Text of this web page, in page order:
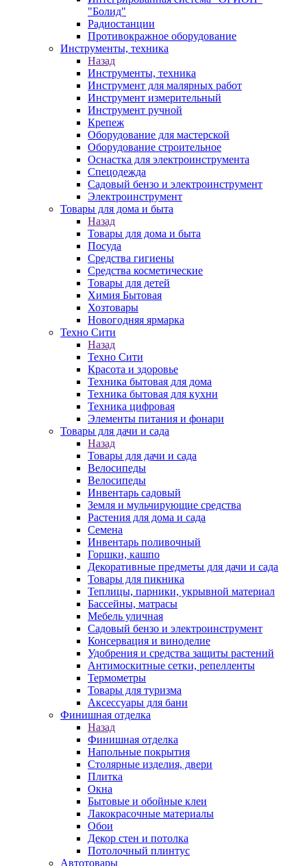
"Болид"
Радиостанции
Противокражное оборудование
Инструменты, техника
Назад
Инструменты, техника
Инструмент для малярных работ
Инструмент измерительный
Инструмент ручной
Крепеж
Оборудование для мастерской
Оборудование строительное
Оснастка для электроинструмента
Спецодежда
Садовый бензо и электроинструмент
Электроинструмент
Товары для дома и быта
Назад
Товары для дома и быта
Посуда
Средства гигиены
Средства косметические
Товары для детей
Химия Бытовая
Хозтовары
Новогодняя ярмарка
Техно Сити
Назад
Техно Сити
Красота и здоровье
Техника бытовая для дома
Техника бытовая для кухни
Техника цифровая
Элементы питания и фонари
Товары для дачи и сада
Назад
Товары для дачи и сада
Велосипеды
Велосипеды
Инвентарь садовый
Земля и мульчирующие средства
Растения для дома и сада
Семена
Инвентарь поливочный
Горшки, кашпо
Декоративные предметы для дачи и сада
Товары для пикника
Теплицы, парники, укрывной материал
Бассейны, матрасы
Мебель уличная
Садовый бензо и электроинструмент
Консервация и виноделие
Удобрения и средства защиты растений
Антимоскитные сетки, репелленты
Термометры
Товары для туризма
Аксессуары для бани
Финишная отделка
Назад
Финишная отделка
Напольные покрытия
Столярные изделия, двери
Плитка
Окна
Бытовые и обойные клеи
Лакокрасочные материалы
Обои
Декор стен и потолка
Потолочный плинтус
Автотовары